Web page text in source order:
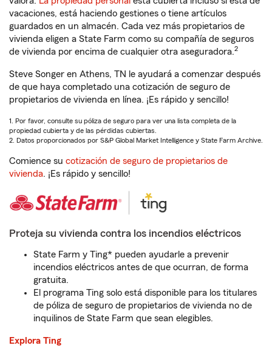
vacaciones, está haciendo gestiones o tiene artículos
guardados en un almacén. Cada vez más propietarios de
vivienda eligen a State Farm como su compañía de seguros
de vivienda por encima de cualquier otra aseguradora.2
Steve Songer en Athens, TN le ayudará a comenzar después
de que haya completado una cotización de seguro de
propietarios de vivienda en línea. ¡Es rápido y sencillo!
1. Por favor, consulte su póliza de seguro para ver una lista completa de la
propiedad cubierta y de las pérdidas cubiertas.
2. Datos proporcionados por S&P Global Market Intelligence y State Farm Archive.
Comience su cotización de seguro de propietarios de
vivienda. ¡Es rápido y sencillo!
Proteja su vivienda contra los incendios eléctricos
State Farm y Ting* pueden ayudarle a prevenir
incendios eléctricos antes de que ocurran, de forma
gratuita.
El programa Ting solo está disponible para los titulares
de póliza de seguro de propietarios de vivienda no de
inquilinos de State Farm que sean elegibles.
Explora Ting